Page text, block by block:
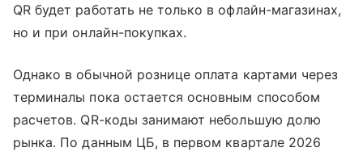
QR будет работать не только в офлайн-магазинах,
но и при онлайн-покупках.
Однако в обычной рознице оплата картами через
терминалы пока остается основным способом
расчетов. QR-коды занимают небольшую долю
рынка. По данным ЦБ, в первом квартале 2026